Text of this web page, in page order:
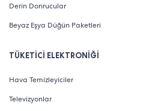
Derin Donrucular
Beyaz Eşya Düğün Paketleri
TÜKETİCİ ELEKTRONİĞİ
Hava Temizleyiciler
Televizyonlar